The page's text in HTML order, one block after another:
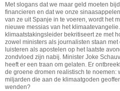
Met slogans dat we maar geld moeten
financieren en dat we onze
van ze uit Spanje in te voeren, wordt het
nieuwe messias van het
klimaatstakingsleider bekritiseert ze met
zowel ministers als journalisten staan
luisteren als apostelen op het laatste
zondvloed zijn nabij. Minister Joke
heeft er een traan om gelaten. Er
de groene dromen realistisch te noemen:
miljarden die aan de klimaatgoden
wenden?